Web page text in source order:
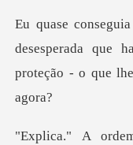
esperada que
proteçã